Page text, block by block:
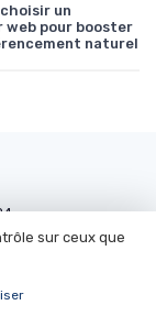
un
pour booster
naturel
sur ceux que